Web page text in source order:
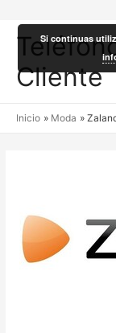
Cliente
Inicio Moda
Si continuas